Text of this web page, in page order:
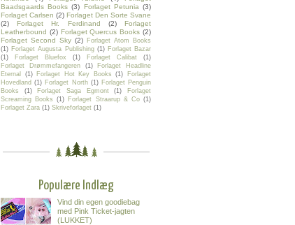
Baadsgaards Books (3) Forlaget Petunia (3)
Forlaget Carlsen (2) Forlaget Den Sorte Svane
(2)
Forlaget Hr. Ferdinand (2)
Forlaget
Leatherbound (2) Forlaget Quercus Books (2)
Forlaget Second Sky (2) Forlaget Atom Books
(1) Forlaget Augusta Publishing (1) Forlaget Bazar
(1)
Forlaget Bluefox (1) Forlaget Calibat
(1)
Forlaget Drømmefangeren
(1)
Forlaget Headline
Eternal
(1) Forlaget Hot Key Books (1)
Forlaget
Hovedland (1) Forlaget North (1) Forlaget Penguin
Books
(1) Forlaget Saga Egmont (1)
Forlaget
Screaming Books
(1) Forlaget Straarup & Co (1)
Forlaget Zara (1) Skriveforlaget (1)
Populære Indlæg
Vind din egen goodiebag
med Pink Ticket-jagten
(LUKKET)